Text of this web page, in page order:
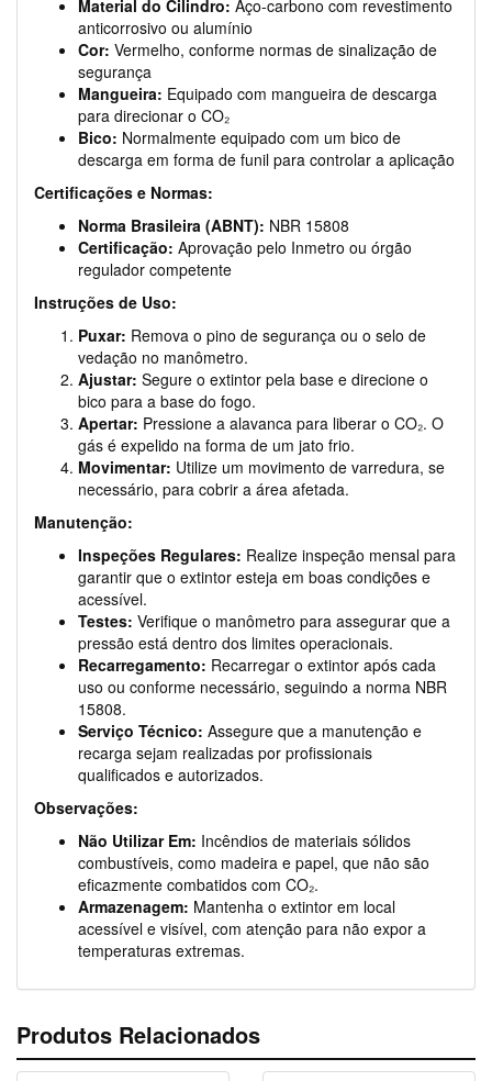
Material do Cilindro: Aço-carbono com revestimento
anticorrosivo ou alumínio
Cor: Vermelho, conforme normas de sinalização de
segurança
Mangueira: Equipado com mangueira de descarga
para direcionar o CO₂
Bico: Normalmente equipado com um bico de
descarga em forma de funil para controlar a aplicação
Certificações e Normas:
Norma Brasileira (ABNT): NBR 15808
Certificação: Aprovação pelo Inmetro ou órgão
regulador competente
Instruções de Uso:
Puxar: Remova o pino de segurança ou o selo de
vedação no manômetro.
Ajustar: Segure o extintor pela base e direcione o
bico para a base do fogo.
Apertar: Pressione a alavanca para liberar o CO₂. O
gás é expelido na forma de um jato frio.
Movimentar: Utilize um movimento de varredura, se
necessário, para cobrir a área afetada.
Manutenção:
Inspeções Regulares: Realize inspeção mensal para
garantir que o extintor esteja em boas condições e
acessível.
Testes: Verifique o manômetro para assegurar que a
pressão está dentro dos limites operacionais.
Recarregamento: Recarregar o extintor após cada
uso ou conforme necessário, seguindo a norma NBR
15808.
Serviço Técnico: Assegure que a manutenção e
recarga sejam realizadas por profissionais
qualificados e autorizados.
Observações:
Não Utilizar Em: Incêndios de materiais sólidos
combustíveis, como madeira e papel, que não são
eficazmente combatidos com CO₂.
Armazenagem: Mantenha o extintor em local
acessível e visível, com atenção para não expor a
temperaturas extremas.
Produtos Relacionados